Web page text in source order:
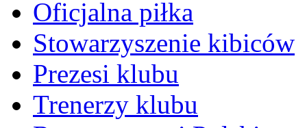
Oficjalna piłka
Stowarzyszenie kibiców
Prezesi klubu
Trenerzy klubu